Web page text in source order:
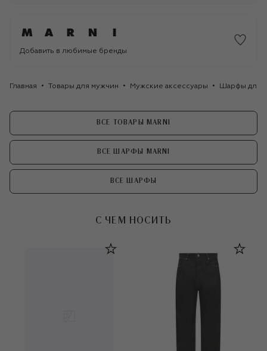
Добавить в любимые бренды
Главная Товары для мужчин Мужские аксессуары Шарфы для
ВСЕ ТОВАРЫ MARNI
ВСЕ ШАРФЫ MARNI
ВСЕ ШАРФЫ
С ЧЕМ НОСИТЬ